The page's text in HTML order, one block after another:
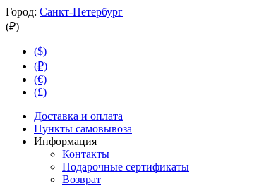
Город: Санкт-Петербург
(₽)
($)
(₽)
(€)
(£)
Доставка и оплата
Пункты самовывоза
Информация
Контакты
Подарочные сертификаты
Возврат